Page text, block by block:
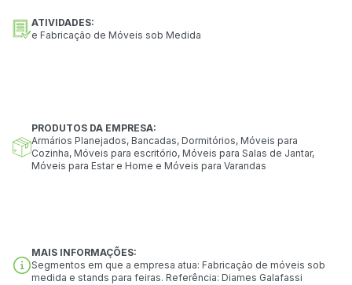
ATIVIDADES:
e Fabricação de Móveis sob Medida
PRODUTOS DA EMPRESA:
Armários Planejados, Bancadas, Dormitórios, Móveis para
Cozinha, Móveis para escritório, Móveis para Salas de Jantar,
Móveis para Estar e Home e Móveis para Varandas
MAIS INFORMAÇÕES:
Segmentos em que a empresa atua: Fabricação de móveis sob
medida e stands para feiras. Referência: Diames Galafassi